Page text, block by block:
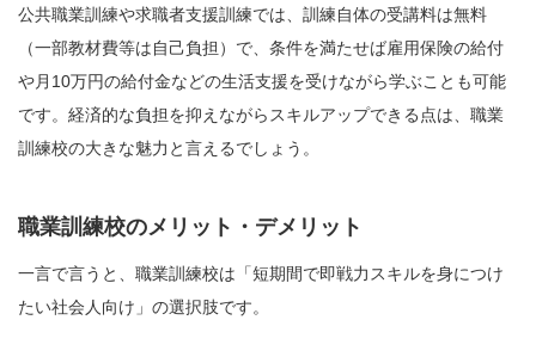
公共職業訓練や求職者支援訓練では、訓練自体の受講料は無料
（一部教材費等は自己負担）で、条件を満たせば雇用保険の給付
や月10万円の給付金などの生活支援を受けながら学ぶことも可能
です。経済的な負担を抑えながらスキルアップできる点は、職業
訓練校の大きな魅力と言えるでしょう。
職業訓練校のメリット・デメリット
一言で言うと、職業訓練校は「短期間で即戦力スキルを身につけ
たい社会人向け」の選択肢です。